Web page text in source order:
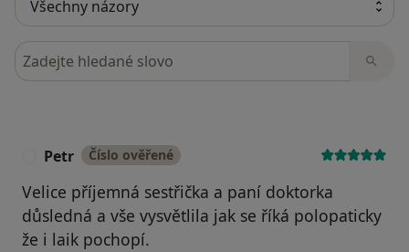
Hledejte v názorech
Petr Číslo ověřené
Velice příjemná sestřička a paní doktorka
důsledná a vše vysvětlila jak se říká polopaticky
že i laik pochopí.